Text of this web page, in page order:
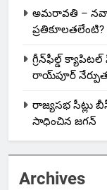
అమరావతి –
ప్రతికూలతలేంటి?
గ్రీన్‌ఫీల్డ్
రాయ్‌పూర్
రాజ్యసభ సీట్లు
సాధించిన జగన్
Archives